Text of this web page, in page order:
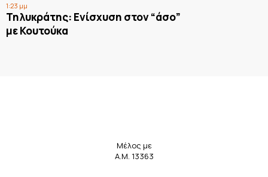
1:23 μμ
Τηλυκράτης: Ενίσχυση στον “άσο”
με Κουτούκα
Μέλος με
Α.Μ. 13363